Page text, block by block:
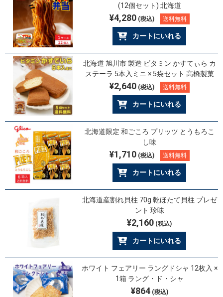
(12個セット) 北海道
¥4,280(税込) 送料無料
カートにいれる
北海道 旭川市 製造 ビタミン かすてぃら カ
ステーラ 5本入ミニ × 5袋セット 高橋製菓
¥2,640(税込) 送料無料
カートにいれる
北海道限定 和ごころ プリッツ とうもろこ
し味
¥1,710(税込) 送料無料
カートにいれる
北海道産割れ貝柱 70g 乾ほたて貝柱 プレゼ
ント 珍味
¥2,160 (税込)
カートにいれる
ホワイト フェアリー ラングドシャ 12枚入 ×
1箱 ラング・ド・シャ
¥864(税込)